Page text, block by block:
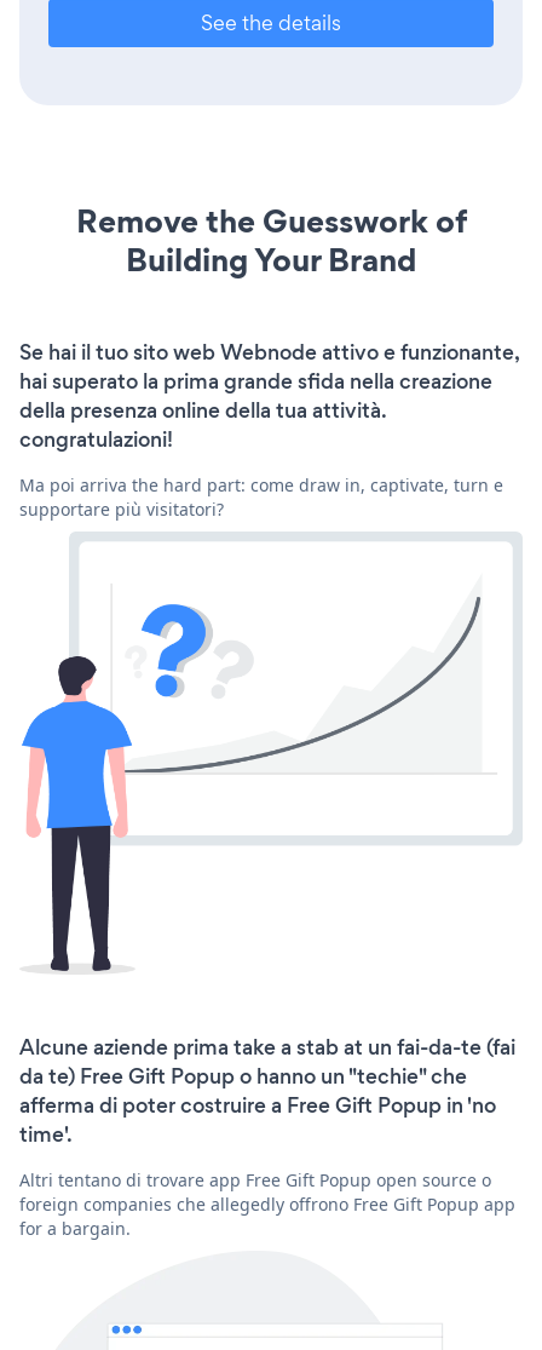
See the details
Remove the Guesswork of
Building Your Brand
Se hai il tuo sito web Webnode attivo e funzionante,
hai superato la prima grande sfida nella creazione
della presenza online della tua attività.
congratulazioni!
Ma poi arriva the hard part: come draw in, captivate, turn e
supportare più visitatori?
Alcune aziende prima take a stab at un fai-da-te (fai
da te) Free Gift Popup o hanno un "techie" che
afferma di poter costruire a Free Gift Popup in 'no
time'.
Altri tentano di trovare app Free Gift Popup open source o
foreign companies che allegedly offrono Free Gift Popup app
for a bargain.